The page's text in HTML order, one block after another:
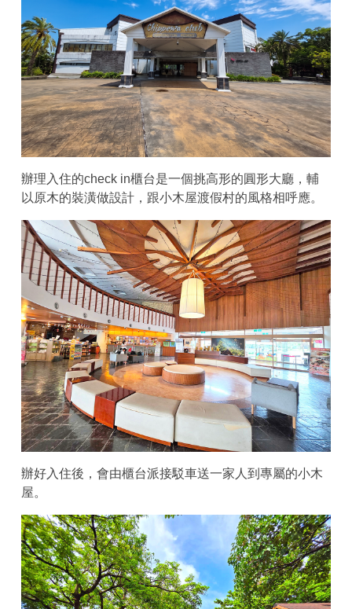
辦理入住的check in櫃台是一個挑高形的圓形大廳，輔
以原木的裝潢做設計，跟小木屋渡假村的風格相呼應。
辦好入住後，會由櫃台派接駁車送一家人到專屬的小木
屋。